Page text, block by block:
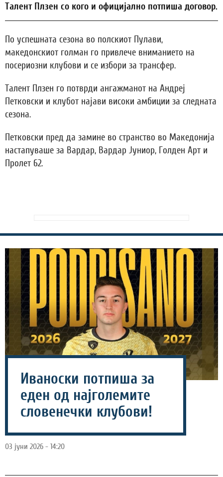
Талент Плзен со кого и официјално потпиша договор.
По успешната сезона во полскиот Пулави,
македонскиот голман го привлече вниманието на
посериозни клубови и се избори за трансфер.
Талент Плзен го потврди ангажманот на Андреј
Петковски и клубот најави високи амбиции за следната
сезона.
Петковски пред да замине во странство во Македонија
настапуваше за Вардар, Вардар Јуниор, Голден Арт и
Пролет 62.
Иваноски потпиша за
еден од најголемите
словенечки клубови!
03 јуни 2026 - 14:20